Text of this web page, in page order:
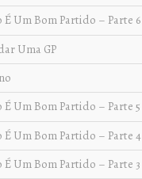
Um Bom Partido – Parte 6
Uma GP
Um Bom Partido – Parte 5
Um Bom Partido – Parte 4
Um Bom Partido – Parte 3